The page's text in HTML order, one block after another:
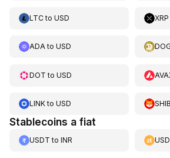
LTCto USD XRP
ADAto USD
DOT to USD
LINKto USD SHIB
Stablecoins a fiat
USDT to INR